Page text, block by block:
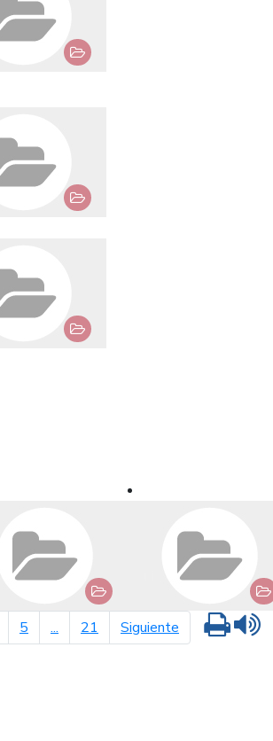
5 ... 21 Siguiente página siguiente
Imprimir